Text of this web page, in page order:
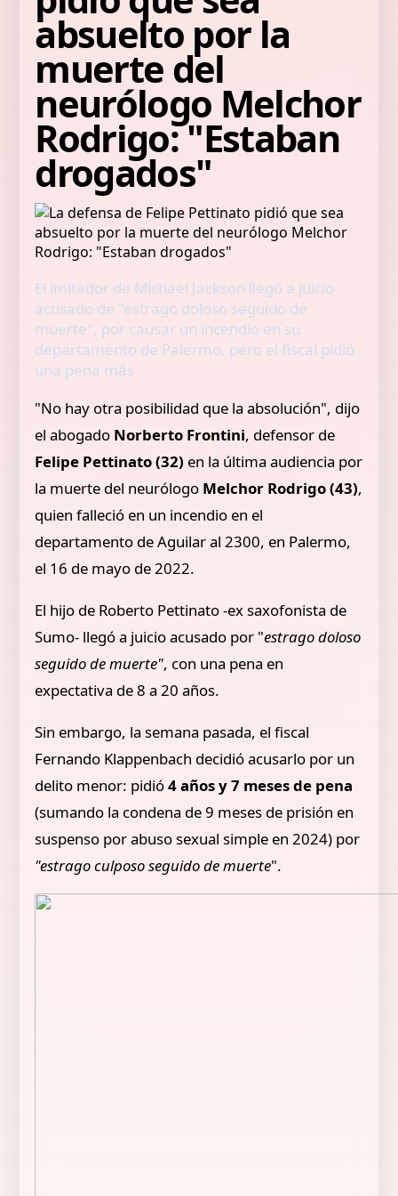
absuelto por la
muerte del
neurólogo Melchor
Rodrigo: "Estaban
drogados"
El imitador de Michael Jackson llegó a juicio
acusado de "estrago doloso seguido de
muerte", por causar un incendio en su
departamento de Palermo, pero el fiscal pidió
una pena más
"No hay otra posibilidad que la absolución", dijo
el abogado Norberto Frontini, defensor de
Felipe Pettinato (32) en la última audiencia por
la muerte del neurólogo Melchor Rodrigo (43),
quien falleció en un incendio en el
departamento de Aguilar al 2300, en Palermo,
el 16 de mayo de 2022.
El hijo de Roberto Pettinato -ex saxofonista de
Sumo- llegó a juicio acusado por "estrago doloso
seguido de muerte", con una pena en
expectativa de 8 a 20 años.
Sin embargo, la semana pasada, el fiscal
Fernando Klappenbach decidió acusarlo por un
delito menor: pidió4 años y 7 meses de pena
(sumando la condena de 9 meses de prisión en
suspenso por abuso sexual simple en 2024) por
"estrago culposo seguido de muerte".